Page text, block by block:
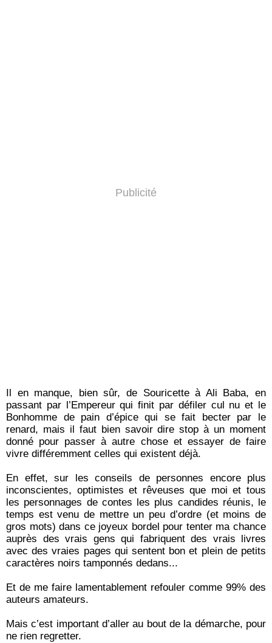
Publicité
Il en manque, bien sûr, de Souricette à Ali Baba, en
passant par l’Empereur qui finit par défiler cul nu et le
Bonhomme de pain d’épice qui se fait becter par le
renard, mais il faut bien savoir dire stop à un moment
donné pour passer à autre chose et essayer de faire
vivre différemment celles qui existent déjà.
En effet, sur les conseils de personnes encore plus
inconscientes, optimistes et rêveuses que moi et tous
les personnages de contes les plus candides réunis, le
temps est venu de mettre un peu d’ordre (et moins de
gros mots) dans ce joyeux bordel pour tenter ma chance
auprès des vrais gens qui fabriquent des vrais livres
avec des vraies pages qui sentent bon et plein de petits
caractères noirs tamponnés dedans...
Et de me faire lamentablement refouler comme 99% des
auteurs amateurs.
Mais c’est important d’aller au bout de la démarche, pour
ne rien regretter.